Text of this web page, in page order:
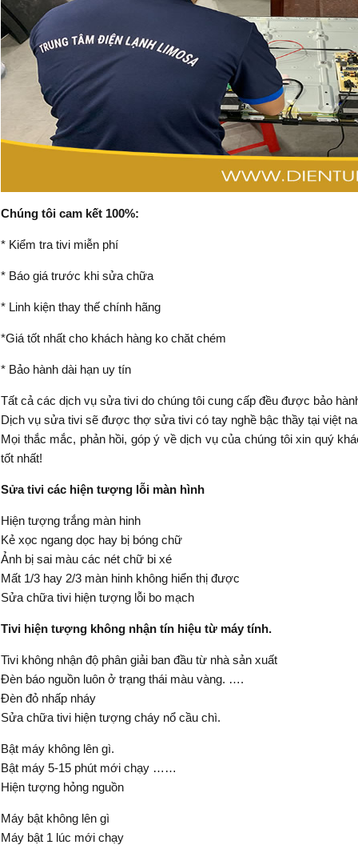
Chúng tôi cam kết 100%:
* Kiểm tra tivi miễn phí
* Báo giá trước khi sửa chữa
* Linh kiện thay thế chính hãng
*Giá tốt nhất cho khách hàng ko chăt chém
* Bảo hành dài hạn uy tín
Tất cả các dịch vụ sửa tivi do chúng tôi cung cấp đều được bảo
Dịch vụ sửa tivi sẽ được thợ sửa tivi có tay nghề bậc thầy tại việt
Mọi thắc mắc, phản hồi, góp ý về dịch vụ của chúng tôi xin quý
tốt nhất!
Sửa tivi các hiện tượng lỗi màn hình
Hiện tượng trắng màn hinh
Kẻ xọc ngang dọc hay bị bóng chữ
Ảnh bị sai màu các nét chữ bi xé
Mất 1/3 hay 2/3 màn hinh không hiển thị được​
Sửa chữa tivi hiện tượng lỗi bo mạch
Tivi hiện tượng không nhận tín hiệu từ máy tính.
Tivi không nhận độ phân giải ban đầu từ nhà sản xuất
Đèn báo nguồn luôn ở trạng thái màu vàng. ….
Đèn đỏ nhấp nháy
Sửa chữa tivi hiện tượng cháy nổ cầu chì.
Bật máy không lên gì.
Bật máy 5-15 phút mới chạy ……
Hiện tượng hỏng nguồn
Máy bật không lên gì
Máy bật 1 lúc mới chạy